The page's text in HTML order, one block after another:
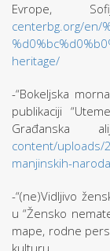
Evrope,
centerbg.org/en/
heritage/
-“Bokeljska
publikaciji
Građanska
content/uploads/
manjinskih-
-“(ne)Vidljivo
u “Žensko
mape, rodne
kulturu,